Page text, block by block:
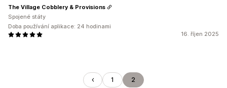
16. říjen 2025
The Village Cobblery & Provisions
Spojené státy
Doba používání aplikace: 24 hodinami
1 2